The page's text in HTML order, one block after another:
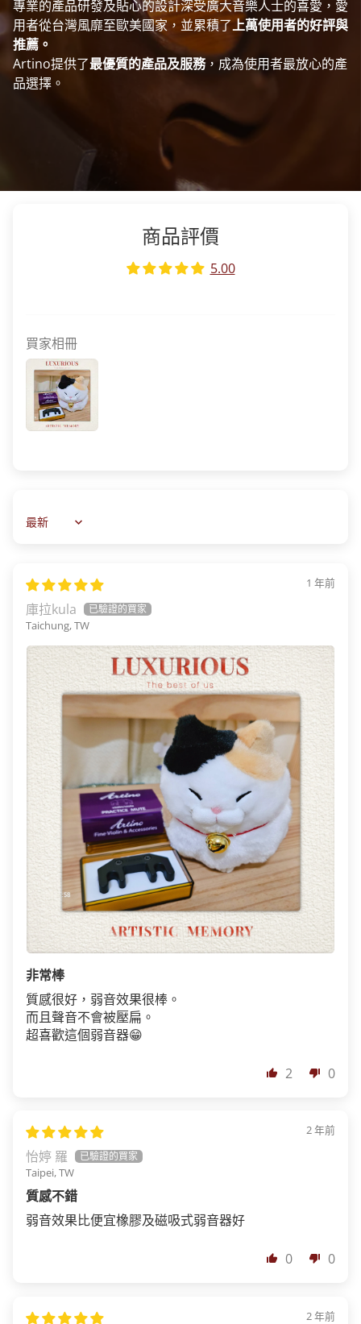
專業的產品研發及貼心的設計深受廣大音樂人士的喜愛，愛
用者從台灣風靡至歐美國家，並累積了上萬使用者的好評與
推薦。
Artino提供了最優質的產品及服務，成為使用者最放心的產
品選擇。
商品評價
5.00
買家相冊
Sort by
1 年前
庫拉kula
Taichung, TW
非常棒
質感很好，弱音效果很棒。
而且聲音不會被壓扁。
超喜歡這個弱音器😁
2 0
2 年前
怡婷 羅
Taipei, TW
質感不錯
弱音效果比便宜橡膠及磁吸式弱音器好
0 0
2 年前